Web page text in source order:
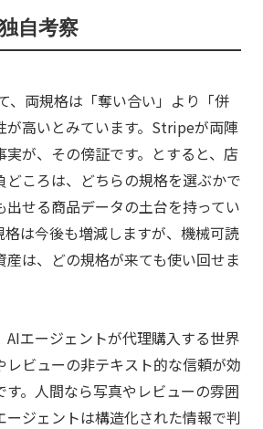
自考察
、両規格は「奪い合い」より「併
が高いとみています。Stripeが両陣
実が、その傍証です。とすると、店
どころは、どちらの規格を選ぶかで
出せる商品データの土台を持ってい
格は今後も増減しますが、機械可読
産は、どの規格が来ても使い回せま
AIエージェントが代理購入する世界
レビューの非テキスト的な信頼が効
す。人間なら写真やレビューの雰囲
ージェントは構造化された情報で判